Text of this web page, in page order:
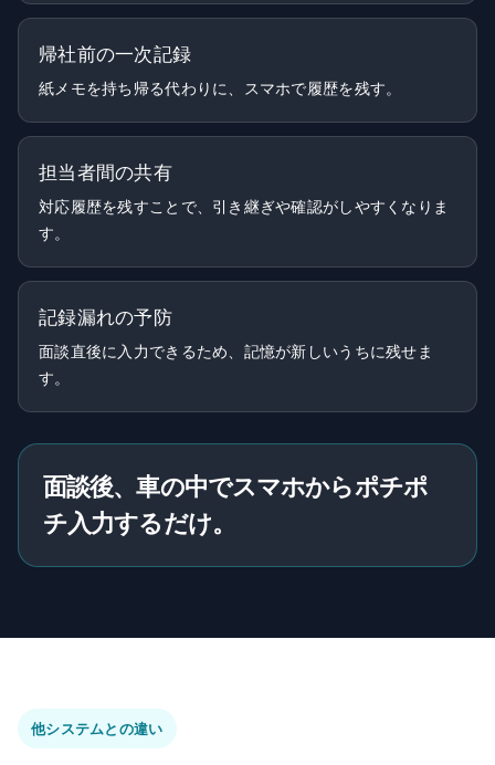
帰社前の一次記録
紙メモを持ち帰る代わりに、スマホで履歴を残す。
担当者間の共有
対応履歴を残すことで、引き継ぎや確認がしやすくなりま
す。
記録漏れの予防
面談直後に入力できるため、記憶が新しいうちに残せま
す。
面談後、車の中でスマホからポチポ
チ入力するだけ。
他システムとの違い